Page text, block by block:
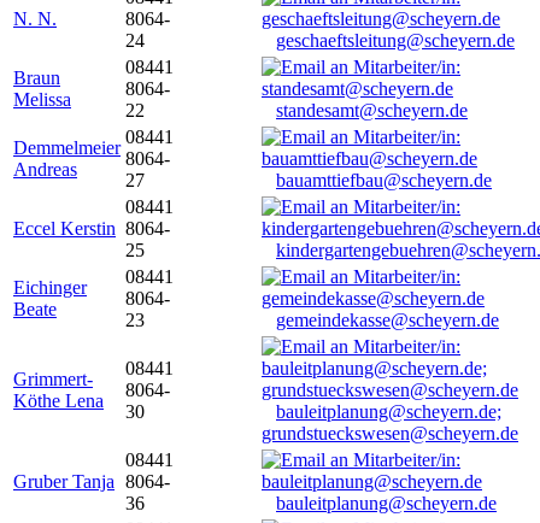
N. N.
8064-
24
geschaeftsleitung@scheyern.de
Braun
Melissa
08441
8064-
22
standesamt@scheyern.de
Demmelmeier
Andreas
08441
8064-
27
bauamttiefbau@scheyern.de
Eccel Kerstin
08441
8064-
25
Eichinger
Beate
08441
8064-
23
gemeindekasse@scheyern.de
Grimmert-
Köthe Lena
08441
8064-
30
bauleitplanung@scheyern.de;
grundstueckswesen@scheyern.de
Gruber Tanja
08441
8064-
36
bauleitplanung@scheyern.de